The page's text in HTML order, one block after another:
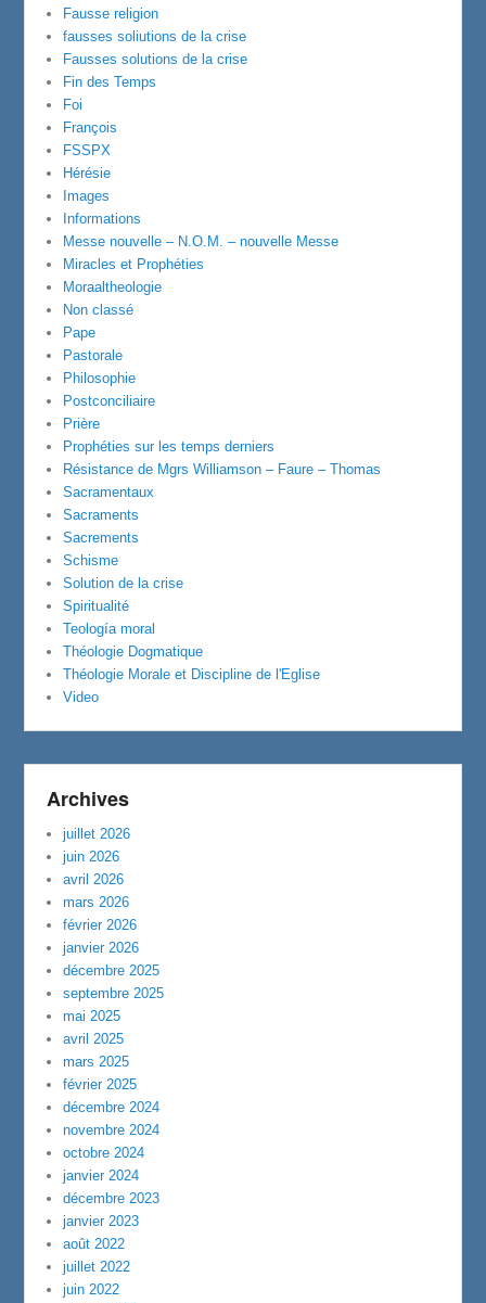
Fausse religion
fausses soliutions de la crise
Fausses solutions de la crise
Fin des Temps
Foi
François
FSSPX
Hérésie
Images
Informations
Messe nouvelle – N.O.M. – nouvelle Messe
Miracles et Prophéties
Moraaltheologie
Non classé
Pape
Pastorale
Philosophie
Postconciliaire
Prière
Prophéties sur les temps derniers
Résistance de Mgrs Williamson – Faure – Thomas
Sacramentaux
Sacraments
Sacrements
Schisme
Solution de la crise
Spiritualité
Teología moral
Théologie Dogmatique
Théologie Morale et Discipline de l'Eglise
Video
Archives
juillet 2026
juin 2026
avril 2026
mars 2026
février 2026
janvier 2026
décembre 2025
septembre 2025
mai 2025
avril 2025
mars 2025
février 2025
décembre 2024
novembre 2024
octobre 2024
janvier 2024
décembre 2023
janvier 2023
août 2022
juillet 2022
juin 2022